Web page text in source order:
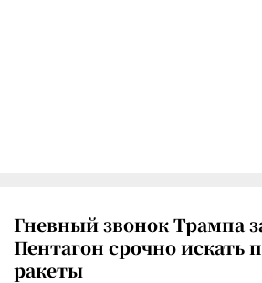
Гневный звонок Трампа
Пентагон срочно искать
ракеты